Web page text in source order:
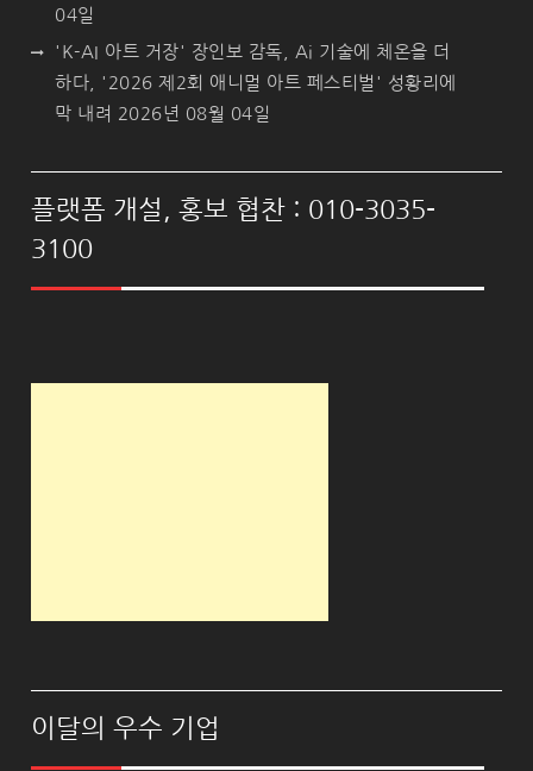
04일
'K-AI 아트 거장' 장인보 감독, Ai 기술에 체온을 더
하다, '2026 제2회 애니멀 아트 페스티벌' 성황리에
막 내려 2026년 08월 04일
플랫폼 개설, 홍보 협찬 : 010-3035-
3100
이달의 우수 기업